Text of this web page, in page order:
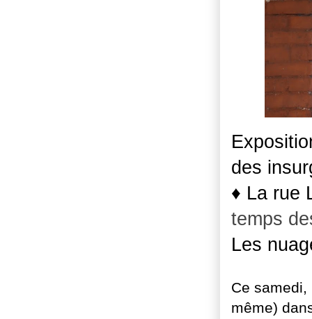
des
♦ La rue
temps
Les
Ce samedi,
même)